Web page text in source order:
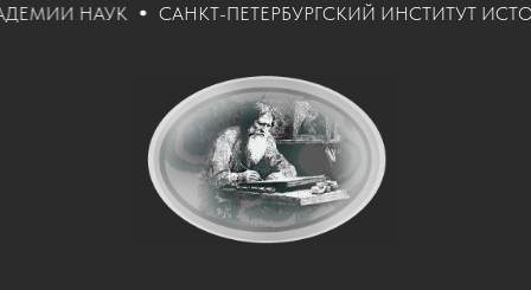
НАУК САНКТ-ПЕТЕРБУРГСКИЙ ИНСТИТУТ